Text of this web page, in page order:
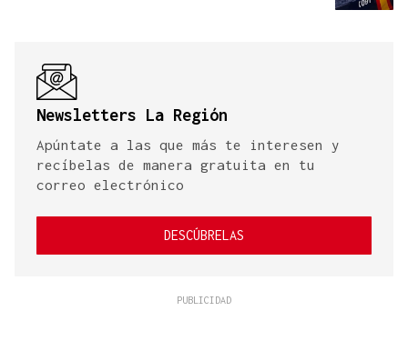
Newsletters La Región
Apúntate a las que más te interesen y
recíbelas de manera gratuita en tu
correo electrónico
DESCÚBRELAS